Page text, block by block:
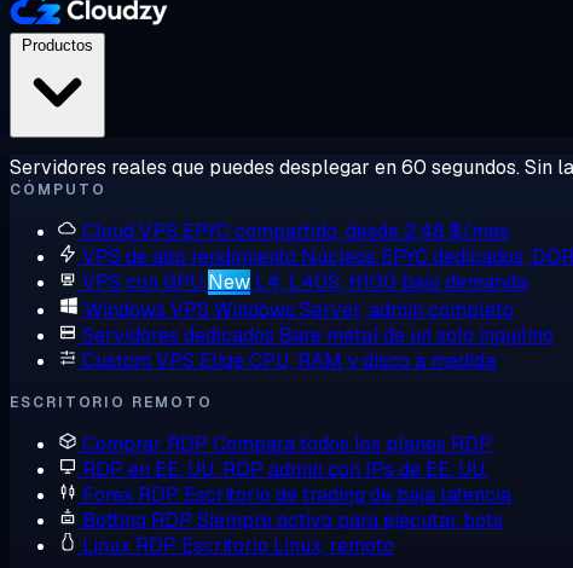
Servidores reales que puedes desplegar en 60 segundos. Sin
CÓMPUTO
Cloud VPS EPYC compartido, desde 2,48 $/mes
VPS de alto rendimiento Núcleos EPYC dedicados,
VPS con GPU New L4, L40S, H100 bajo demanda
Windows VPS Windows Server, admin completo
Servidores dedicados Bare metal de un solo inquilino
Custom VPS Elige CPU, RAM y disco a medida
ESCRITORIO REMOTO
Comprar RDP Compara todos los planes RDP
RDP en EE. UU. RDP admin con IPs de EE. UU.
Forex RDP Escritorio de trading de baja latencia
Botting RDP Siempre activo para ejecutar bots
Linux RDP Escritorio Linux, remoto